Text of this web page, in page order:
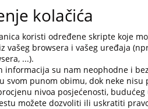
24.01.2025. godine preminula
Visokog sudskog i tužilačkog
i prijateljima uvažene sutkinje
Halil Lagumdžija,
duboko saučešće.
Diplomirala je na
godine u Sarajevu.
kolačića
koristi određene skripte koje
vašeg browsera i vašeg uređaja
...).
informacija su nam neophodne i
svom punom obimu, dok neke
nivoa posjećenosti, budućeg
možete dozvoliti ili uskratiti